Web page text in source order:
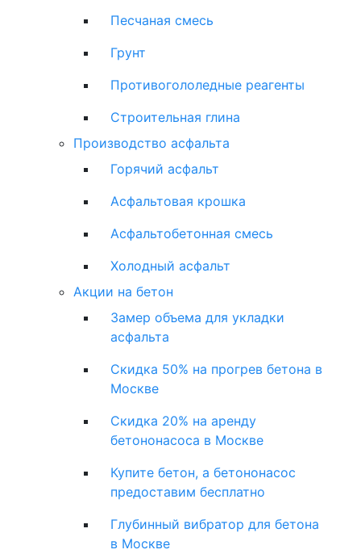
Песчаная смесь
Грунт
Противогололедные реагенты
Строительная глина
Производство асфальта
Горячий асфальт
Асфальтовая крошка
Асфальтобетонная смесь
Холодный асфальт
Акции на бетон
Замер объема для укладки
асфальта
Скидка 50% на прогрев бетона в
Москве
Скидка 20% на аренду
бетононасоса в Москве
Купите бетон, а бетононасос
предоставим бесплатно
Глубинный вибратор для бетона
в Москве